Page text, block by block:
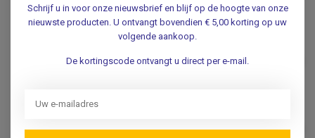
.
Taststok 3 delig -
opvouwbaar 115 cm
€35,95
€41,95
Schrijf u in voor onze nieuwsbrief en blijf op de hoogte van onze
nieuwste producten. U ontvangt bovendien € 5,00 korting op uw
volgende aankoop.
De kortingscode ontvangt u direct per e-mail.